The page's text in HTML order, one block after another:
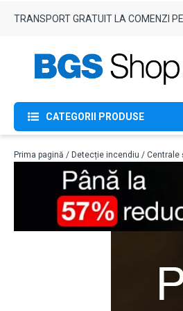
TRANSPORT GRATUIT LA COMENZI
CATEGORII PRODUSE
Prima pagină / Detecție incendiu / Centrale